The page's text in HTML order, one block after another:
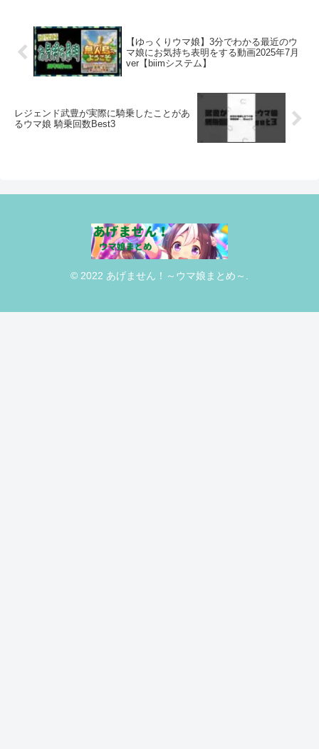
【ゆっくりウマ娘】3分でわかる最近のウ
マ娘にお気持ち表明をする動画2025年7月
ver【biimシステム】
レジェンド武豊が実際に騎乗したことがあ
るウマ娘 騎乗回数Best3
© 2022 あげません！～ウマ娘まとめ～.